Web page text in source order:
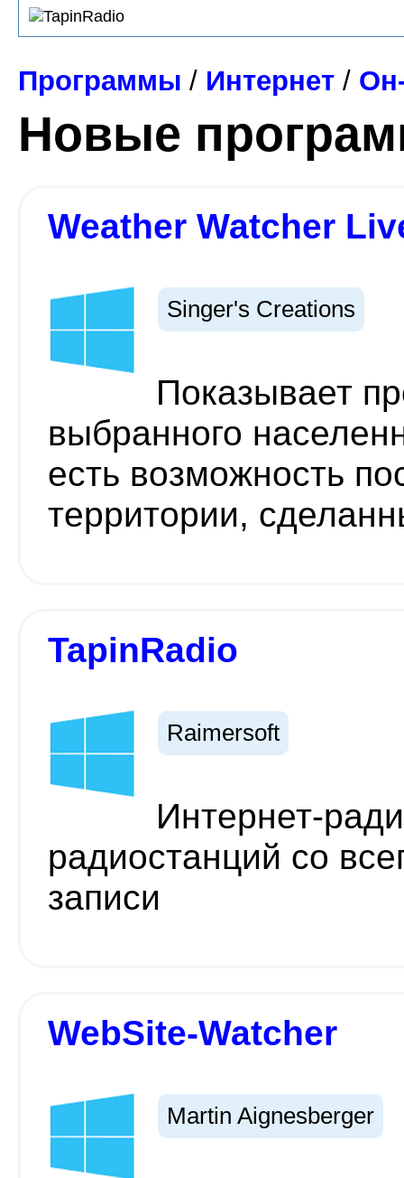
Программы / Интернет /
Новые
Weather Watcher
Singer's Creations
Показывает
выбранного
есть возможность
территории,
TapinRadio
Raimersoft
Интернет-
радиостанций со
записи
WebSite-Watcher
Martin Aignesberger